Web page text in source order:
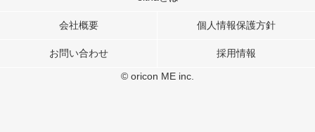
行っています。
メディアや広告配信、データ解析の各パートナーに提供しています。
会社概要 個人情報保護方針
お問い合わせ 採用情報
© oricon ME inc.